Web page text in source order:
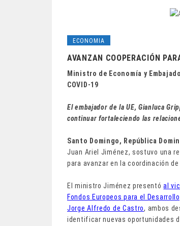
ECONOMIA
AVANZAN COOPERACIÓN
Ministro de Economía y
COVID-19
El embajador de la UE, Gianluca
continuar fortaleciendo las
Santo Domingo, República
Juan Ariel Jiménez, sostuvo una
para avanzar en la coordinación
El ministro Jiménez presentóal
Fondos Europeos para el
Jorge Alfredo de Castro, ambos
identificar nuevas oportunidades